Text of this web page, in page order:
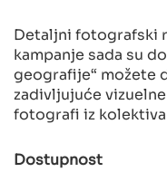
Detaljni fotografski
kampanje sada su
geografije“ možete
zadivljujuće
fotografi iz kolektiva
Dostupnost